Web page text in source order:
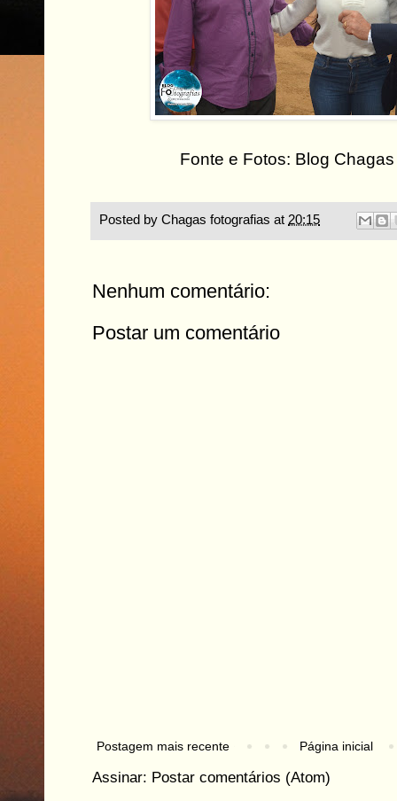
Fonte e Fotos: Blog
Posted by Chagas fotografias at 20:15
Nenhum comentário:
Postar um comentário
Postagem mais recente Página inicial
Assinar: Postar comentários (Atom)